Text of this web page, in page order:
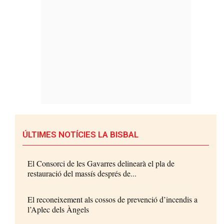
ÚLTIMES NOTÍCIES LA BISBAL
El Consorci de les Gavarres delinearà el pla de
restauració del massís després de...
El reconeixement als cossos de prevenció d’incendis a
l’Aplec dels Àngels